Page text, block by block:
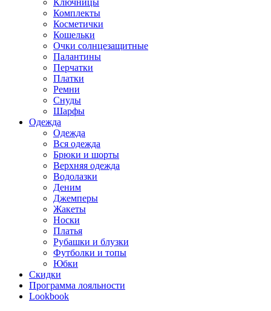
Ключницы
Комплекты
Косметички
Кошельки
Очки солнцезащитные
Палантины
Перчатки
Платки
Ремни
Снуды
Шарфы
Одежда
Одежда
Вся одежда
Брюки и шорты
Верхняя одежда
Водолазки
Деним
Джемперы
Жакеты
Носки
Платья
Рубашки и блузки
Футболки и топы
Юбки
Скидки
Программа лояльности
Lookbook